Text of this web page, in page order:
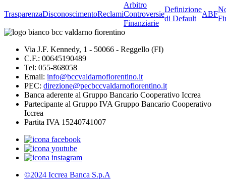
TrasparenzaDisconoscimentoReclami
Arbitro
Controversie
Finanziarie
Definizione
di Default
ABF
Via J.F. Kennedy, 1 - 50066 - Reggello (FI)
C.F.: 00645190489
Tel: 055-868058
Email: info@bccvaldarnofiorentino.it
PEC: direzione@pecbccvaldarnofiorentino.it
Banca aderente al Gruppo Bancario Cooperativo Iccrea
Partecipante al Gruppo IVA Gruppo Bancario Cooperativo
Iccrea
Partita IVA 15240741007
©2024 Iccrea Banca S.p.A